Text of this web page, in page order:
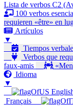
Lista de verbos C2
100 verbos
requieren «être» en
Artículos
▼
Tiempos
Verbos que
faux-amis
Idioma
▼
Français